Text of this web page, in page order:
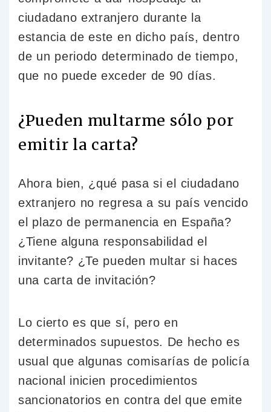
ciudadano extranjero durante la
estancia de este en dicho país, dentro
de un periodo determinado de tiempo,
que no puede exceder de 90 días.
¿Pueden multarme sólo por
emitir la carta?
Ahora bien, ¿qué pasa si el ciudadano
extranjero no regresa a su país vencido
el plazo de permanencia en España?
¿Tiene alguna responsabilidad el
invitante? ¿Te pueden multar si haces
una carta de invitación?
Lo cierto es que sí, pero en
determinados supuestos. De hecho es
usual que algunas comisarías de policía
nacional inicien procedimientos
sancionatorios en contra del que emite